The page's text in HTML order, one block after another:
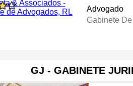
Advogado
Gabinete
GJ - GABINETE